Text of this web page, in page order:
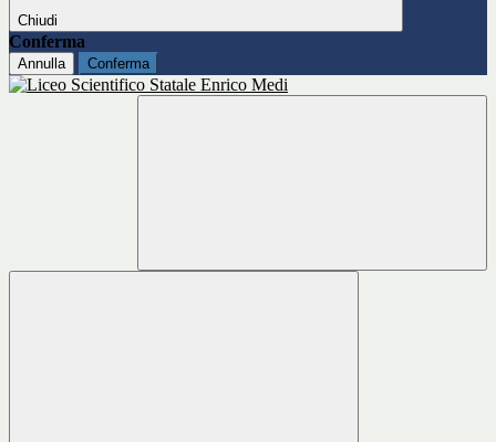
Chiudi
Conferma
Annulla Conferma